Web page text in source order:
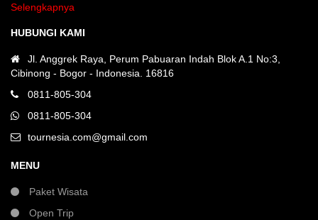
Selengkapnya
HUBUNGI KAMI
Jl. Anggrek Raya, Perum Pabuaran Indah Blok A.1 No:3,
Cibinong - Bogor - Indonesia. 16816
0811-805-304
0811-805-304
tournesia.com@gmail.com
MENU
Paket Wisata
Open Trip